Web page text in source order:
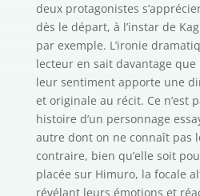
deux protagonistes
dès le départ, à l’instar de
par exemple. L’ironie
lecteur en sait davantage
leur sentiment apporte une
et originale au récit. Ce n’est
histoire d’un personnage
autre dont on ne connaît pas
contraire, bien qu’elle soit
placée sur Himuro, la focale
révélant leurs émotions et